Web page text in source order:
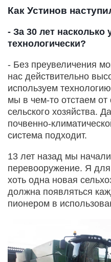
Как Устинов
- За 30 лет насколько
технологически?
- Без преувеличения
нас действительно
используем
мы в чем-то отстаем от
сельского хозяйства.
почвенно-
система подходит.
13 лет назад мы
перевооружение. Я
хоть одна новая
должна появляться
пионером в